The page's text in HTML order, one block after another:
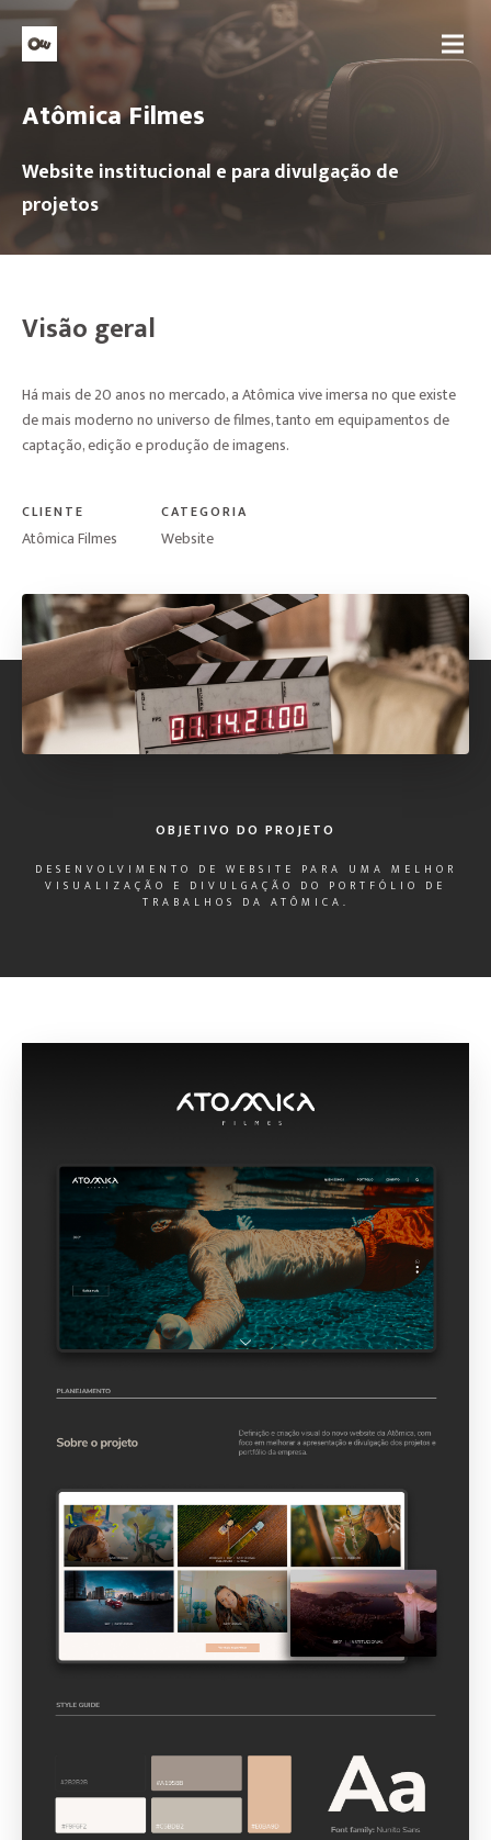
Atômica Filmes
Website institucional e para divulgação de
projetos
Visão geral
Há mais de 20 anos no mercado, a Atômica vive imersa no que existe
de mais moderno no universo de filmes, tanto em equipamentos de
captação, edição e produção de imagens.
CLIENTE
Atômica Filmes
CATEGORIA
Website
OBJETIVO DO PROJETO
DESENVOLVIMENTO DE WEBSITE PARA UMA MELHOR
VISUALIZAÇÃO E DIVULGAÇÃO DO PORTFÓLIO DE
TRABALHOS DA ATÔMICA.